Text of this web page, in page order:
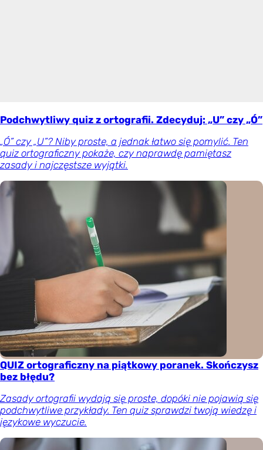
Podchwytliwy quiz z ortografii. Zdecyduj: „U” czy „Ó”
„Ó” czy „U”? Niby proste, a jednak łatwo się pomylić. Ten
quiz ortograficzny pokaże, czy naprawdę pamiętasz
zasady i najczęstsze wyjątki.
QUIZ ortograficzny na piątkowy poranek. Skończysz
bez błędu?
Zasady ortografii wydają się proste, dopóki nie pojawią się
podchwytliwe przykłady. Ten quiz sprawdzi twoją wiedzę i
językowe wyczucie.